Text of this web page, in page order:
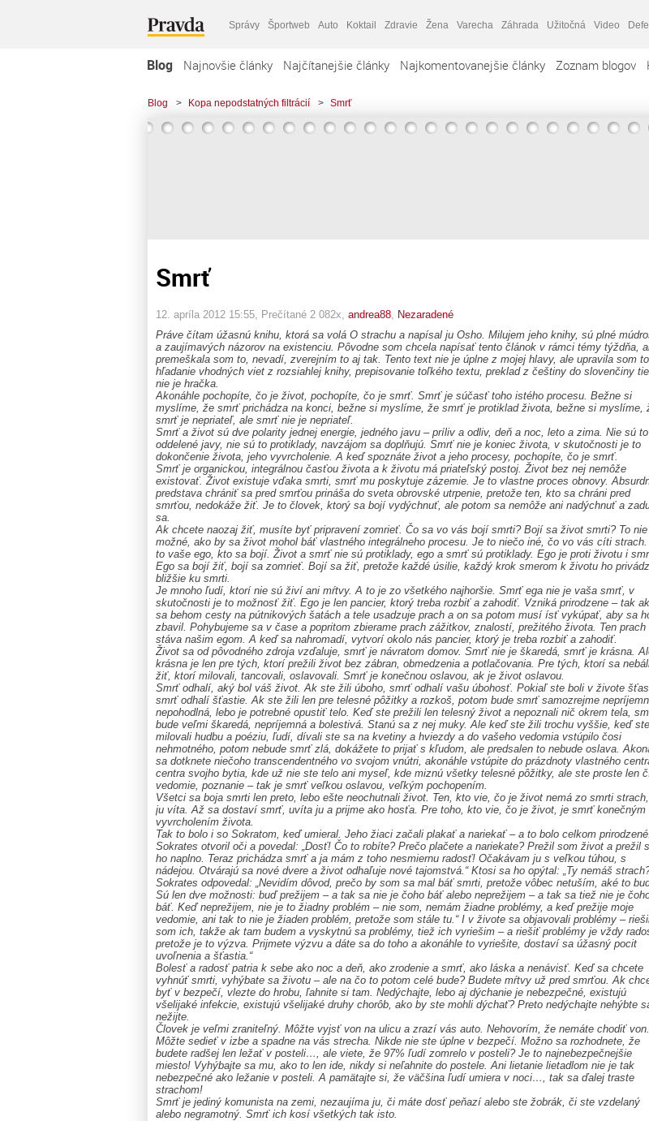
Správy Športweb Auto Koktail Zdravie Žena Varecha Záhrada Užitočná Video
Blog Najnovšie články Najčítanejšie články Najkomentovanejšie články Zoznam blogov
Blog > Kopa nepodstatných filtrácií > Smrť
Smrť
12. apríla 2012 15:55 , Prečítané 2 082x, andrea88 Nezaradené
Práve čítam úžasnú knihu, ktorá sa volá O strachu a napísal ju Osho. Milujem jeho knihy, sú plné
a zaujímavých názorov na existenciu. Pôvodne som chcela napísať tento článok v rámci témy týždňa,
premeškala som to, nevadí, zverejním to aj tak. Tento text nie je úplne z mojej hlavy, ale upravila som
hľadanie vhodných viet z rozsiahlej knihy, prepisovanie toľkého textu, preklad z češtiny do slovenčiny
nie je hračka.
Akonáhle pochopíte, čo je život, pochopíte, čo je smrť. Smrť je súčasť toho istého procesu. Bežne si
myslíme, že smrť prichádza na konci, bežne si myslíme, že smrť je protiklad života, bežne si myslíme,
smrť je nepriateľ, ale smrť nie je nepriateľ.
Smrť a život sú dve polarity jednej energie, jedného javu – príliv a odliv, deň a noc, leto a zima. Nie sú to
oddelené javy, nie sú to protiklady, navzájom sa doplňujú. Smrť nie je koniec života, v skutočnosti je to
dokončenie života, jeho vyvrcholenie. A keď spoznáte život a jeho procesy, pochopíte, čo je smrť.
Smrť je organickou, integrálnou časťou života a k životu má priateľský postoj. Život bez nej nemôže
existovať. Život existuje vďaka smrti, smrť mu poskytuje zázemie. Je to vlastne proces obnovy.
predstava chrániť sa pred smrťou prináša do sveta obrovské utrpenie, pretože ten, kto sa chráni pred
smrťou, nedokáže žiť. Je to človek, ktorý sa bojí vydýchnuť, ale potom sa nemôže ani nadýchnuť a
sa.
Ak chcete naozaj žiť, musíte byť pripravení zomrieť. Čo sa vo vás bojí smrti? Bojí sa život smrti? To
možné, ako by sa život mohol báť vlastného integrálneho procesu. Je to niečo iné, čo vo vás cíti
to vaše ego, kto sa bojí. Život a smrť nie sú protiklady, ego a smrť sú protiklady. Ego je proti životu i
Ego sa bojí žiť, bojí sa zomrieť. Bojí sa žiť, pretože každé úsilie, každý krok smerom k životu ho
bližšie ku smrti.
Je mnoho ľudí, ktorí nie sú živí ani mŕtvy. A to je zo všetkého najhoršie. Smrť ega nie je vaša smrť, v
skutočnosti je to možnosť žiť. Ego je len pancier, ktorý treba rozbiť a zahodiť. Vzniká prirodzene – tak
sa behom cesty na pútnikových šatách a tele usadzuje prach a on sa potom musí ísť vykúpať, aby sa
zbavil. Pohybujeme sa v čase a popritom zbierame prach zážitkov, znalostí, prežitého života. Ten prach
stáva našim egom. A keď sa nahromadí, vytvorí okolo nás pancier, ktorý je treba rozbiť a zahodiť.
Život sa od pôvodného zdroja vzďaluje, smrť je návratom domov. Smrť nie je škaredá, smrť je krásna.
krásna je len pre tých, ktorí prežili život bez zábran, obmedzenia a potlačovania. Pre tých, ktorí sa
žiť, ktorí milovali, tancovali, oslavovali. Smrť je konečnou oslavou, ak je život oslavou.
Smrť odhalí, aký bol váš život. Ak ste žili úboho, smrť odhalí vašu úbohosť. Pokiaľ ste boli v živote
smrť odhalí šťastie. Ak ste žili len pre telesné pôžitky a rozkoš, potom bude smrť samozrejme
nepohodlná, lebo je potrebné opustiť telo. Keď ste prežili len telesný život a nepoznali nič okrem tela,
bude veľmi škaredá, nepríjemná a bolestivá. Stanú sa z nej muky. Ale keď ste žili trochu vyššie, keď ste
milovali hudbu a poéziu, ľudí, dívali ste sa na kvetiny a hviezdy a do vašeho vedomia vstúpilo čosi
nehmotného, potom nebude smrť zlá, dokážete to prijať s kľudom, ale predsalen to nebude oslava.
sa dotknete niečoho transcendentného vo svojom vnútri, akonáhle vstúpite do prázdnoty vlastného
centra svojho bytia, kde už nie ste telo ani myseľ, kde miznú všetky telesné pôžitky, ale ste proste len
vedomie, poznanie – tak je smrť veľkou oslavou, veľkým pochopením.
Všetci sa boja smrti len preto, lebo ešte neochutnali život. Ten, kto vie, čo je život nemá zo smrti
ju víta. Až sa dostaví smrť, uvíta ju a prijme ako hosťa. Pre toho, kto vie, čo je život, je smrť konečným
vyvrcholením života.
Tak to bolo i so Sokratom, keď umieral. Jeho žiaci začali plakať a nariekať – a to bolo celkom prirodzené.
Sokrates otvoril oči a povedal: „Dosť! Čo to robíte? Prečo plačete a nariekate? Prežil som život a prežil
ho naplno. Teraz prichádza smrť a ja mám z toho nesmiernu radosť! Očakávam ju s veľkou túhou, s
nádejou. Otvárajú sa nové dvere a život odhaľuje nové tajomstvá.“ Ktosi sa ho opýtal: „Ty nemáš
Sokrates odpovedal: „Nevidím dôvod, prečo by som sa mal báť smrti, pretože vôbec netuším, aké to
Sú len dve možnosti: buď prežijem – a tak sa nie je čoho báť alebo neprežijem – a tak sa tiež nie je
báť. Keď neprežijem, nie je to žiadny problém – nie som, nemám žiadne problémy, a keď prežije moje
vedomie, ani tak to nie je žiaden problém, pretože som stále tu.“ I v živote sa objavovali problémy –
som ich, takže ak tam budem a vyskytnú sa problémy, tiež ich vyriešim – a riešiť problémy je vždy
pretože je to výzva. Prijmete výzvu a dáte sa do toho a akonáhle to vyriešite, dostaví sa úžasný pocit
uvoľnenia a šťastia.“
Bolesť a radosť patria k sebe ako noc a deň, ako zrodenie a smrť, ako láska a nenávisť. Keď sa chcete
vyhnúť smrti, vyhýbate sa životu – ale na čo to potom celé bude? Budete mŕtvy už pred smrťou. Ak
byť v bezpečí, vlezte do hrobu, ľahnite si tam. Nedýchajte, lebo aj dýchanie je nebezpečné, existujú
všelijaké infekcie, existujú všelijaké druhy chorôb, ako by ste mohli dýchať? Preto nedýchajte nehýbte
nežijte.
Človek je veľmi zraniteľný. Môžte vyjsť von na ulicu a zrazí vás auto. Nehovorím, že nemáte chodiť von.
Môžte sedieť v izbe a spadne na vás strecha. Nikde nie ste úplne v bezpečí. Možno sa rozhodnete, že
budete radšej len ležať v posteli…, ale viete, že 97% ľudí zomrelo v posteli? Je to najnebezpečnejšie
miesto! Vyhýbajte sa mu, ako to len ide, nikdy si neľahnite do postele. Ani lietanie lietadlom nie je tak
nebezpečné ako ležanie v posteli. A pamätajte si, že väčšina ľudí umiera v noci…, tak sa ďalej traste
strachom!
Smrť je jediný komunista na zemi, nezaujíma ju, či máte dosť peňazí alebo ste žobrák, či ste vzdelaný
alebo negramotný. Smrť ich kosí všetkých tak isto.